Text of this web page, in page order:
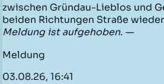
zwischen Gründau-Lieblos und
beiden Richtungen Straße
Meldung ist aufgehoben. —
Meldung
03.08.26, 16:41